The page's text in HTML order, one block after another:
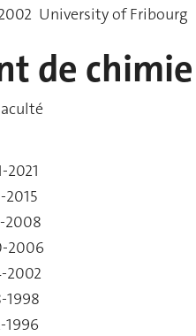
University of Fribourg
de
2021
2015
2008
2006
2002
1998
1996